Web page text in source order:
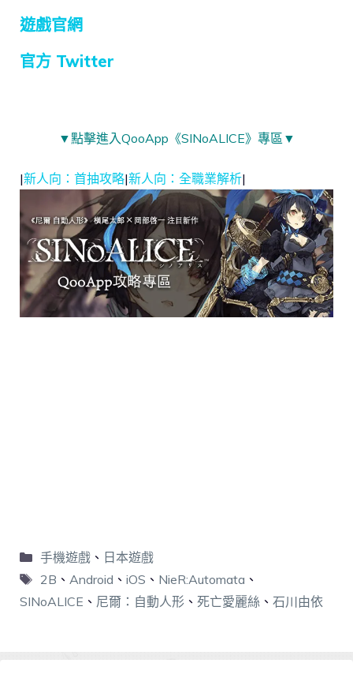
遊戲官網
官方 Twitter
▼點擊進入QooApp《SINoALICE》專區▼
|新人向：首抽攻略|新人向：全職業解析|
手機遊戲、 日本遊戲
2B 、 Android 、 iOS 、 NieR:Automata 、
SINoALICE 、 尼爾：自動人形 、 死亡愛麗絲 、 石川由依